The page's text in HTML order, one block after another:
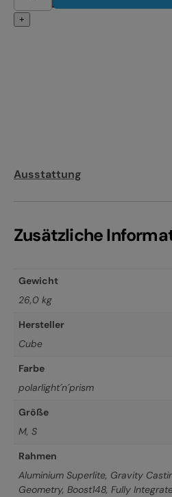
+
Ausstattung
Zusätzliche
Gewicht
26,0 kg
Hersteller
Cube
Farbe
polarlight´n´prism
Größe
M, S
Rahmen
Aluminium Superlite, Gravity
Geometry, Boost148, Fully